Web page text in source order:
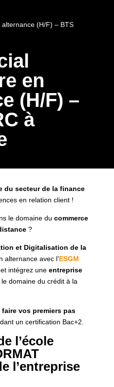
(H/F) – BTS
en
(H/F) –
à
du secteur de la finance
en relation client !
le domaine du commerce
?
et Digitalisation de la
alternance avec l’ESGM
intégrez une entreprise
domaine du crédit à la
vos premiers pas
un certification Bac+2.
l’école
l’entreprise